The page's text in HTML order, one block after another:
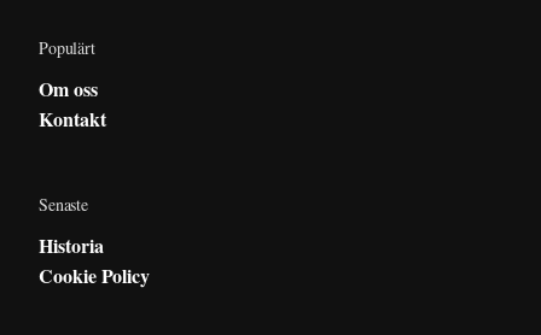
Populärt
Om oss
Kontakt
Senaste
Historia
Cookie Policy